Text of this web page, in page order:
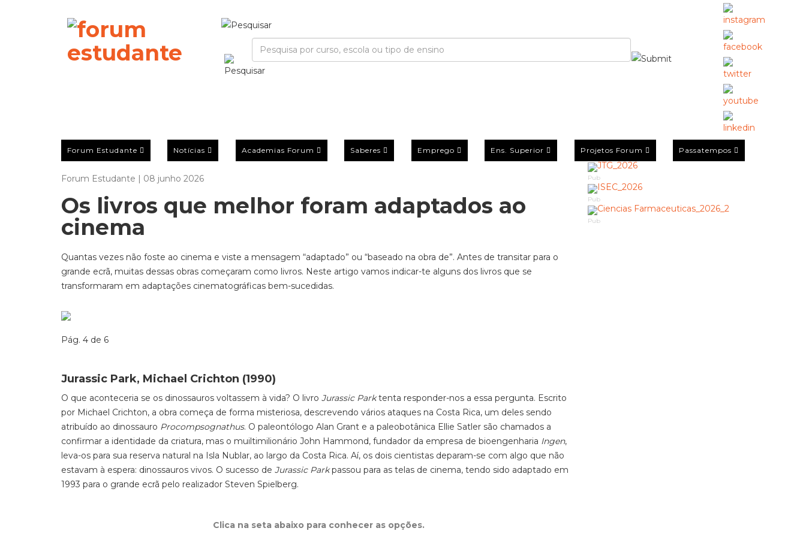
Forum Estudante Notícias Academias Forum Saberes Emprego Ens. Superior Projetos Forum Passatempos
Forum Estudante | 08 junho 2026
Os livros que melhor foram adaptados ao
cinema
Quantas vezes não foste ao cinema e viste a mensagem “adaptado” ou “baseado na obra de”. Antes de transitar para o
grande ecrã, muitas dessas obras começaram como livros. Neste artigo vamos indicar-te alguns dos livros que se
transformaram em adaptações cinematográficas bem-sucedidas.
Pág. 4 de 6
Jurassic Park, Michael Crichton (1990)
O que aconteceria se os dinossauros voltassem à vida? O livro Jurassic Parktenta responder-nos a essa pergunta. Escrito
por Michael Crichton, a obra começa de forma misteriosa, descrevendo vários ataques na Costa Rica, um deles sendo
atribuído ao dinossauro Procompsognathus. O paleontólogo Alan Grant e a paleobotânica Ellie Satler são chamados a
confirmar a identidade da criatura, mas o muiltimilionário John Hammond, fundador da empresa de bioengenharia Ingen,
leva-os para sua reserva natural na Isla Nublar, ao largo da Costa Rica. Aí, os dois cientistas deparam-se com algo que não
estavam à espera: dinossauros vivos. O sucesso de Jurassic Parkpassou para as telas de cinema, tendo sido adaptado em
1993 para o grande ecrã pelo realizador Steven Spielberg.
Clica na seta abaixo para conhecer as opções.
Pub
Pub
Pub